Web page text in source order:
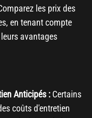
les prix des
en tenant compte
avantages
Anticipés : Certains
coûts d'entretien